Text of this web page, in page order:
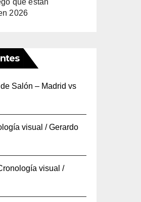
que están
2026
Salón – Madrid vs
visual / Gerardo
visual /